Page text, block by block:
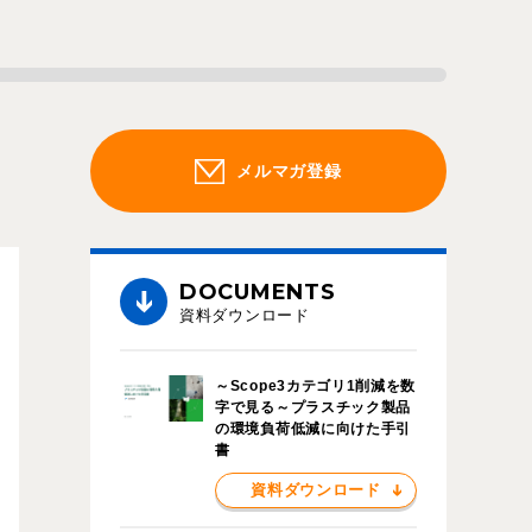
メルマガ登録
DOCUMENTS
資料ダウンロード
～Scope3カテゴリ1削減を数
字で見る～プラスチック製品
の環境負荷低減に向けた手引
書
資料ダウンロード